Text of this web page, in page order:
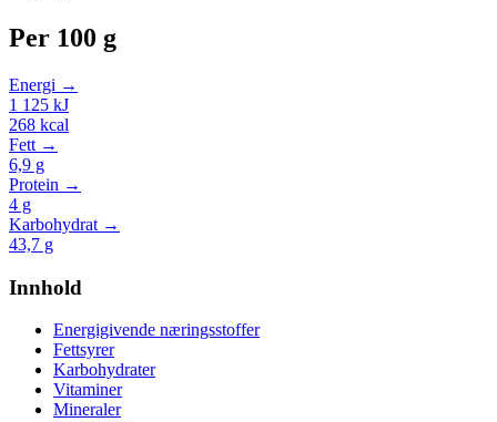
Per 100 g
Energi →
1 125 kJ
268 kcal
Fett →
6,9 g
Protein →
4 g
Karbohydrat →
43,7 g
Innhold
Energigivende næringsstoffer
Fettsyrer
Karbohydrater
Vitaminer
Mineraler